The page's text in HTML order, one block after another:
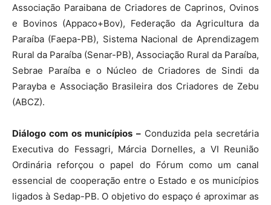
Associação Paraibana de Criadores de Caprinos, Ovinos
e Bovinos (Appaco+Bov), Federação da Agricultura da
Paraíba (Faepa-PB), Sistema Nacional de Aprendizagem
Rural da Paraíba (Senar-PB), Associação Rural da Paraíba,
Sebrae Paraíba e o Núcleo de Criadores de Sindi da
Parayba e Associação Brasileira dos Criadores de Zebu
(ABCZ).
Diálogo com os municípios –Conduzida pela secretária
Executiva do Fessagri, Márcia Dornelles, a VI Reunião
Ordinária reforçou o papel do Fórum como um canal
essencial de cooperação entre o Estado e os municípios
ligados à Sedap-PB. O objetivo do espaço é aproximar as